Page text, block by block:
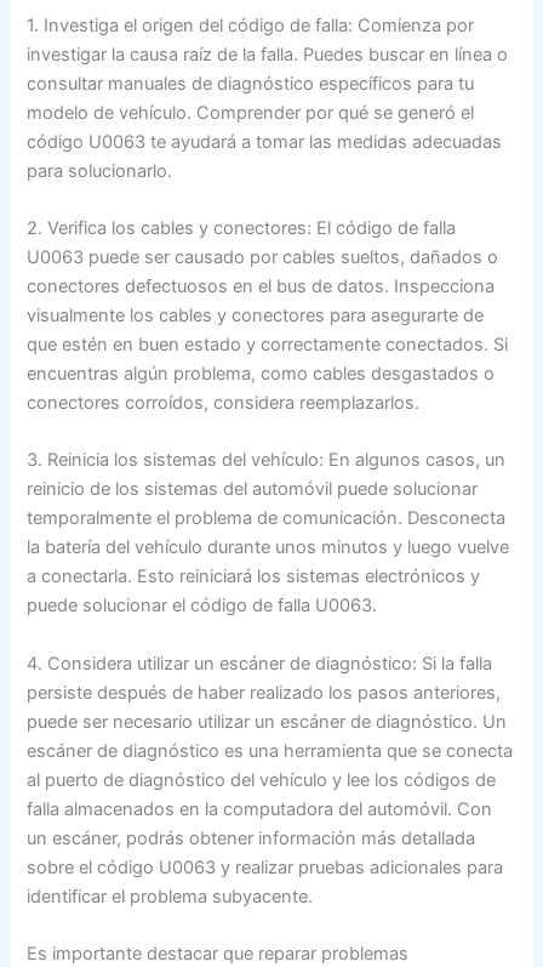
1. Investiga el origen del código de falla: Comienza por
investigar la causa raíz de la falla. Puedes buscar en línea o
consultar manuales de diagnóstico específicos para tu
modelo de vehículo. Comprender por qué se generó el
código U0063 te ayudará a tomar las medidas adecuadas
para solucionarlo.
2. Verifica los cables y conectores: El código de falla
U0063 puede ser causado por cables sueltos, dañados o
conectores defectuosos en el bus de datos. Inspecciona
visualmente los cables y conectores para asegurarte de
que estén en buen estado y correctamente conectados. Si
encuentras algún problema, como cables desgastados o
conectores corroídos, considera reemplazarlos.
3. Reinicia los sistemas del vehículo: En algunos casos, un
reinicio de los sistemas del automóvil puede solucionar
temporalmente el problema de comunicación. Desconecta
la batería del vehículo durante unos minutos y luego vuelve
a conectarla. Esto reiniciará los sistemas electrónicos y
puede solucionar el código de falla U0063.
4. Considera utilizar un escáner de diagnóstico: Si la falla
persiste después de haber realizado los pasos anteriores,
puede ser necesario utilizar un escáner de diagnóstico. Un
escáner de diagnóstico es una herramienta que se conecta
al puerto de diagnóstico del vehículo y lee los códigos de
falla almacenados en la computadora del automóvil. Con
un escáner, podrás obtener información más detallada
sobre el código U0063 y realizar pruebas adicionales para
identificar el problema subyacente.
Es importante destacar que reparar problemas